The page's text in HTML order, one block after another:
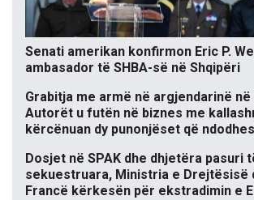
Senati amerikan konfirmon Eric P.
ambasador të SHBA-së në Shqipëri
Grabitja me armë në argjendarinë
Autorët u futën në biznes me
kërcënuan dy punonjëset që
Dosjet në SPAK dhe dhjetëra pasuri
sekuestruara, Ministria e Drejtësisë
Francë kërkesën për ekstradimin e